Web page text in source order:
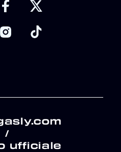
/
ufficiale